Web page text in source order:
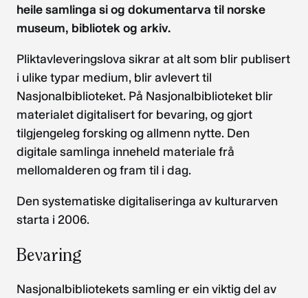
heile samlinga si og dokumentarva til norske
museum, bibliotek og arkiv.
Pliktavleveringslova sikrar at alt som blir publisert
i ulike typar medium, blir avlevert til
Nasjonalbiblioteket. På Nasjonalbiblioteket blir
materialet digitalisert for bevaring, og gjort
tilgjengeleg forsking og allmenn nytte. Den
digitale samlinga inneheld materiale frå
mellomalderen og fram til i dag.
Den systematiske digitaliseringa av kulturarven
starta i 2006.
Bevaring
Nasjonalbibliotekets samling er ein viktig del av